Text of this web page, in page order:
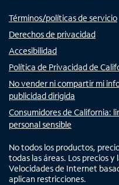
Términos/políticas de servicio
Derechos de privacidad
Accesibilidad
Política de Privacidad de
No vender ni compartir mi
publicidad dirigida
Consumidores de California:
personal sensible
No todos los productos,
todas las áreas. Los precios
Velocidades de Internet
aplican restricciones.